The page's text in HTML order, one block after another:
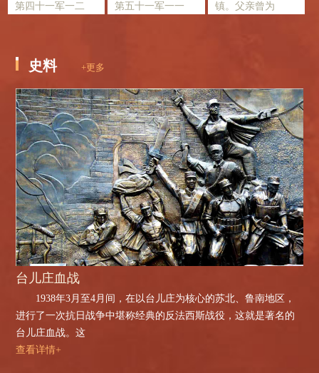
第四十一军一二
第五十一军一一
镇。父亲曾为
史料 +更多
台儿庄血战
1938年3月至4月间，在以台儿庄为核心的苏北、鲁南地区，
进行了一次抗日战争中堪称经典的反法西斯战役，这就是著名的
台儿庄血战。这
查看详情+